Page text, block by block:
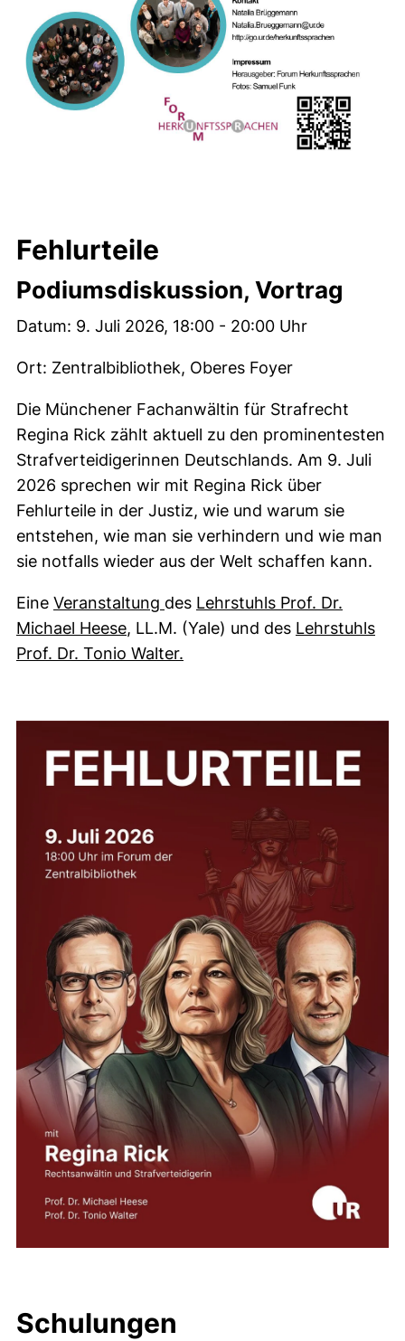
Fehlurteile
Podiumsdiskussion, Vortrag
Datum: 9. Juli 2026, 18:00 - 20:00 Uhr
Ort: Zentralbibliothek, Oberes Foyer
Die Münchener Fachanwältin für Strafrecht
Regina Rick zählt aktuell zu den prominentesten
Strafverteidigerinnen Deutschlands. Am 9. Juli
2026 sprechen wir mit Regina Rick über
Fehlurteile in der Justiz, wie und warum sie
entstehen, wie man sie verhindern und wie man
sie notfalls wieder aus der Welt schaffen kann.
Eine Veranstaltung des Lehrstuhls Prof. Dr.
Michael Heese, LL.M. (Yale) und des Lehrstuhls
Prof. Dr. Tonio Walter.
Schulungen